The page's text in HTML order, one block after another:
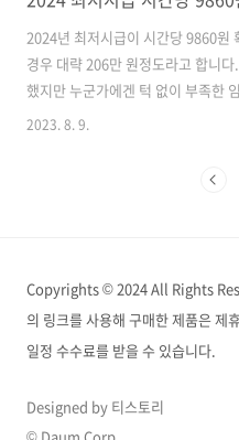
2024년 최저시급이 시간당 9860원
경우 대략 206만 원정도라고 합니
했지만 누군가에겐 턱 없이 부족한
액임은 분명합니다. 최저시급이란
저임금) 이란? 근로자의 최하 임금
으로 지정해 놓은 ..
2023. 8. 9.
Copyrights © 2024 All Rights
의 링크를 사용해 구매한 제품은 제
일정 수수료를 받을 수 있습니다.
Designed by 티스토리